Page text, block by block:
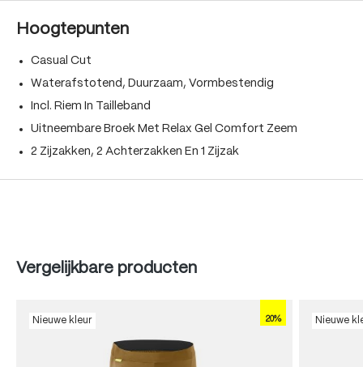
Hoogtepunten
Casual Cut
Waterafstotend, Duurzaam, Vormbestendig
Incl. Riem In Tailleband
Uitneembare Broek Met Relax Gel Comfort Zeem
2 Zijzakken, 2 Achterzakken En 1 Zijzak
Produktgalerie überspringen
Vergelijkbare producten
20%
Nieuwe kleur Nieuwe